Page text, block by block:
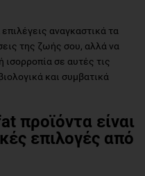
αναγκαστικά τα
της ζωής σου, αλλά να
ισορροπία σε αυτές τις
και συμβατικά
προϊόντα είναι
επιλογές από